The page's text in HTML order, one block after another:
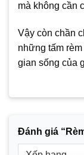
mà không cần
Vậy còn chần
những tấm
gian sống của
Đánh giá